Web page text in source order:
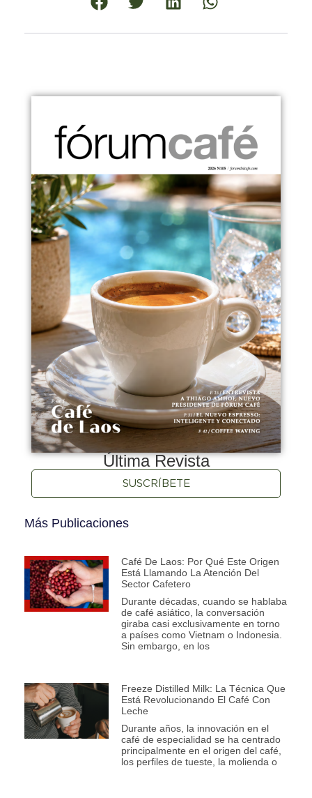
Última Revista
SUSCRÍBETE
Más Publicaciones
Café De Laos: Por Qué Este Origen
Está Llamando La Atención Del
Sector Cafetero
Durante décadas, cuando se hablaba
de café asiático, la conversación
giraba casi exclusivamente en torno
a países como Vietnam o Indonesia.
Sin embargo, en los
Freeze Distilled Milk: La Técnica Que
Está Revolucionando El Café Con
Leche
Durante años, la innovación en el
café de especialidad se ha centrado
principalmente en el origen del café,
los perfiles de tueste, la molienda o